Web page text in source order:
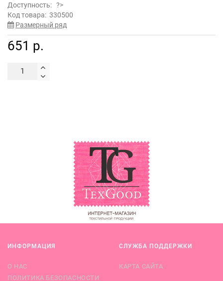
Доступность: ?>
Код товара: 330500
Размерный ряд
651 р.
ИНФОРМАЦИЯ
О НАС
ПОЛИТИКА БЕЗОПАСНОСТИ
СЛУЖБА ПОДДЕРЖКИ
КАРТА САЙТА